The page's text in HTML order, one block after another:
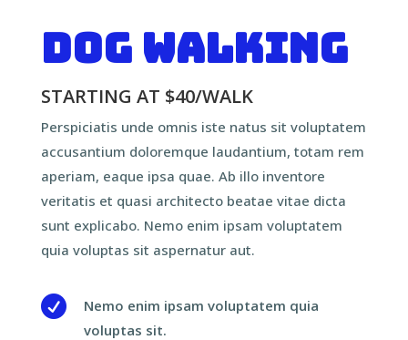
Dog Walking
STARTING AT $40/WALK
Perspiciatis unde omnis iste natus sit voluptatem
accusantium doloremque laudantium, totam rem
aperiam, eaque ipsa quae. Ab illo inventore
veritatis et quasi architecto beatae vitae dicta
sunt explicabo. Nemo enim ipsam voluptatem
quia voluptas sit aspernatur aut.

Nemo enim ipsam voluptatem quia
voluptas sit.